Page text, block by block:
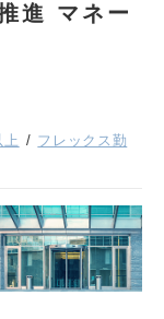
進 マネー
上
フレックス勤